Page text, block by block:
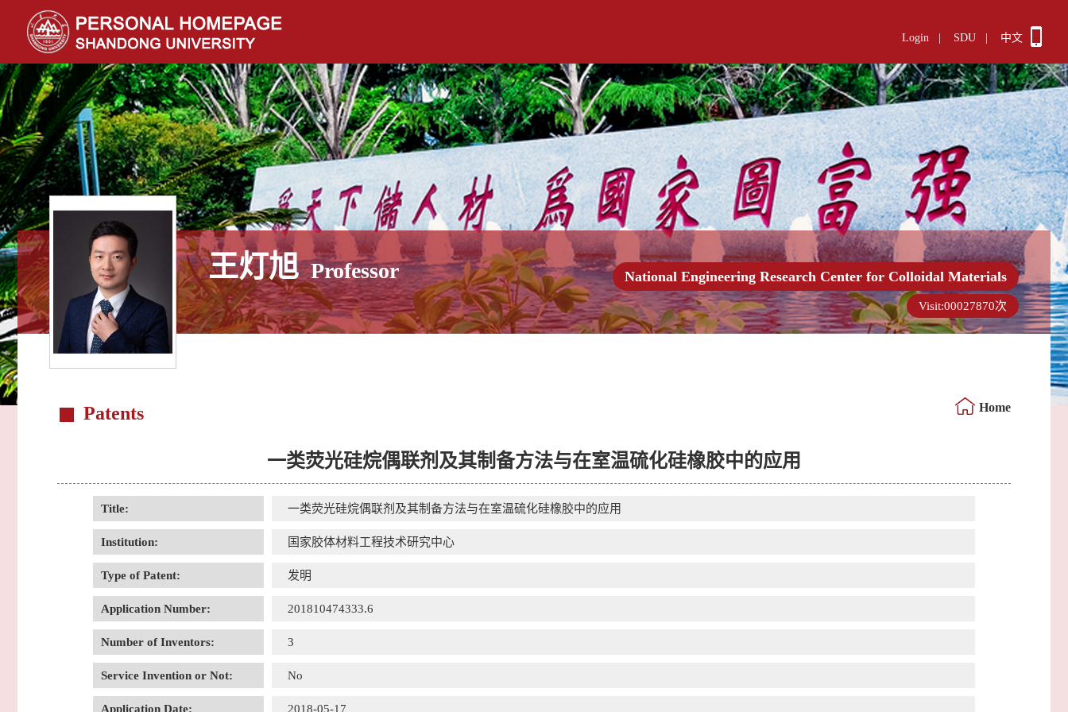
Login SDU 中文
王灯旭 Professor National Engineering Research Center for Colloidal Materials
Visit:00027870次
Patents Home
一类荧光硅烷偶联剂及其制备方法与在室温硫化硅橡胶中的应用
Title: 一类荧光硅烷偶联剂及其制备方法与在室温硫化硅橡胶中的应用
Institution: 国家胶体材料工程技术研究中心
Type of Patent: 发明
Application Number: 201810474333.6
Number of Inventors: 3
Service Invention or Not: No
Application Date: 2018-05-17